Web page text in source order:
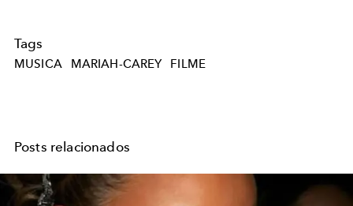
Tags
MUSICA MARIAH-CAREY FILME
Posts relacionados